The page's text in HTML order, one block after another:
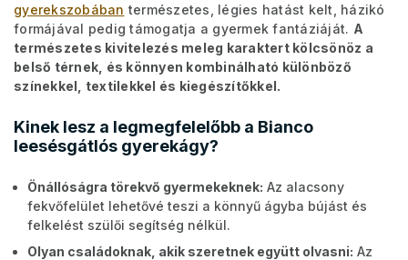
gyerekszobában természetes, légies hatást kelt, házikó
formájával pedig támogatja a gyermek fantáziáját. A
természetes kivitelezés meleg karaktert kölcsönöz a
belső térnek, és könnyen kombinálható különböző
színekkel, textilekkel és kiegészítőkkel.
Kinek lesz a legmegfelelőbb a Bianco
leesésgátlós gyerekágy?
Önállóságra törekvő gyermekeknek: Az alacsony
fekvőfelület lehetővé teszi a könnyű ágyba bújást és
felkelést szülői segítség nélkül.
Olyan családoknak, akik szeretnek együtt olvasni: Az